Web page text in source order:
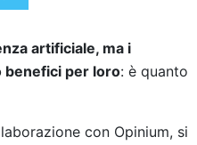
artificiale, ma i
benefici per loro: è quanto
con Opinium, si